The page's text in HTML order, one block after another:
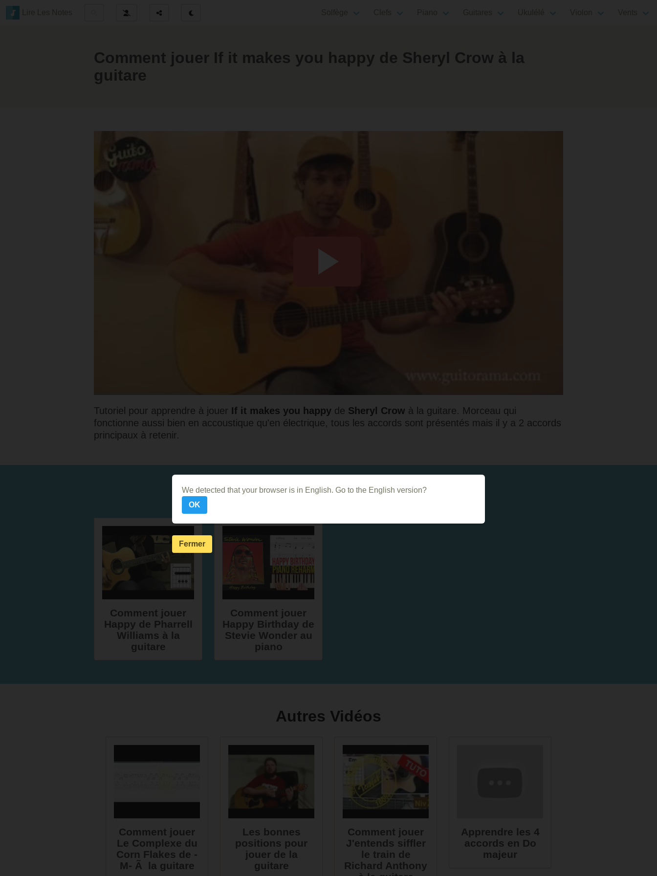
Comment jouer If it makes you happy de Sheryl Crow à la
guitare
Tutoriel pour apprendre à jouer If it makes you happy de Sheryl Crow à la guitare. Morceau qui
fonctionne aussi bien en accoustique qu'en électrique, tous les accords sont présentés mais il y a 2 accords
principaux à retenir.
Dans le même genre
Comment jouer
Happy de Pharrell
Williams à la
guitare
Comment jouer
Happy Birthday de
Stevie Wonder au
piano
Autres Vidéos
Comment jouer
Le Complexe du
Corn Flakes de -
M- Ã la guitare
Les bonnes
positions pour
jouer de la
guitare
Comment jouer
J'entends siffler
le train de
Richard Anthony
Apprendre les 4
accords en Do
majeur
We detected that your browser is in English. Go to the English version?
OK
Fermer